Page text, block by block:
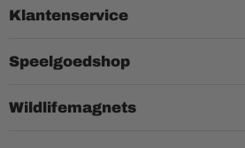
Klantenservice
Speelgoedshop
Wildlifemagnets